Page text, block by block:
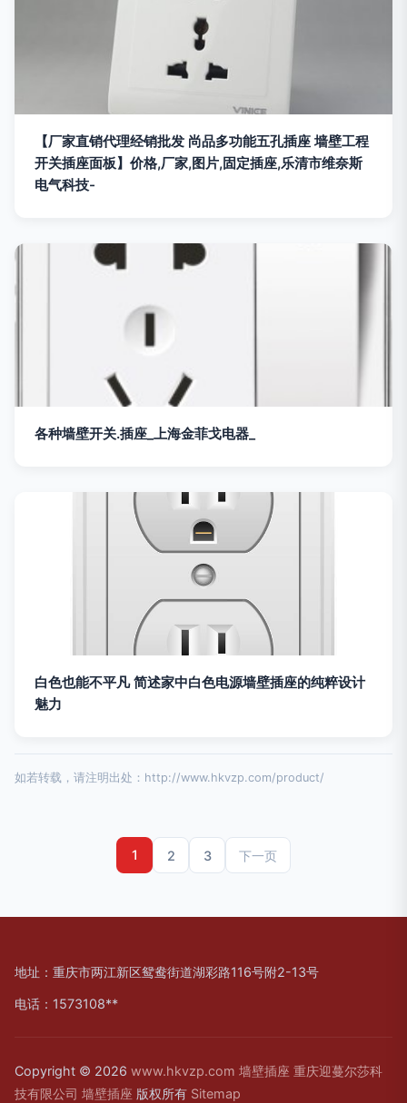
【厂家直销代理经销批发 尚品多功能五孔插座 墙壁工程
开关插座面板】价格,厂家,图片,固定插座,乐清市维奈斯
电气科技-
各种墙壁开关.插座_上海金菲戈电器_
白色也能不平凡 简述家中白色电源墙壁插座的纯粹设计
魅力
如若转载，请注明出处：http://www.hkvzp.com/product/
1 2 3 下一页
地址：重庆市两江新区鸳鸯街道湖彩路116号附2-13号
电话：1573108**
Copyright © 2026 www.hkvzp.com 墙壁插座 重庆迎蔓尔莎科
技有限公司 墙壁插座 版权所有 Sitemap